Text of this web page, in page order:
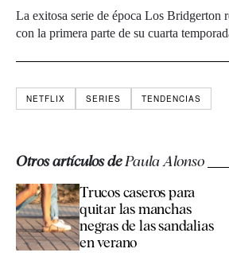
La exitosa serie de época Los Bridgerton
con la primera parte de su cuarta
NETFLIX SERIES TENDENCIAS
Otros artículos dePaula Alonso
Trucos caseros para
quitar las manchas
negras de las sandalias
en verano